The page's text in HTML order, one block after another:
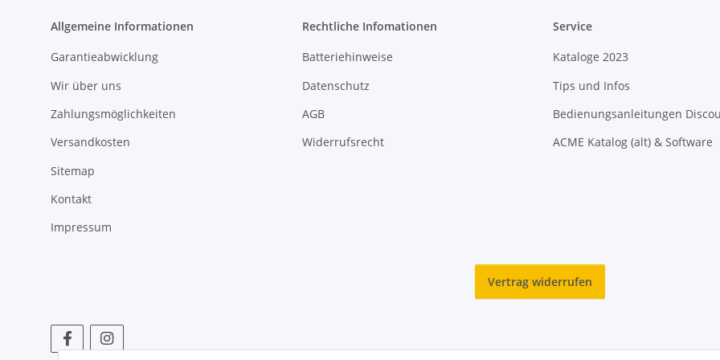
Allgemeine Informationen
Garantieabwicklung
Wir über uns
Zahlungsmöglichkeiten
Versandkosten
Sitemap
Kontakt
Impressum
Rechtliche Infomationen
Batteriehinweise
Datenschutz
AGB
Widerrufsrecht
Service
Kataloge 2023
Tips und Infos
Bedienungsanleitungen
ACME Katalog (alt) & Software
Vertrag widerrufen